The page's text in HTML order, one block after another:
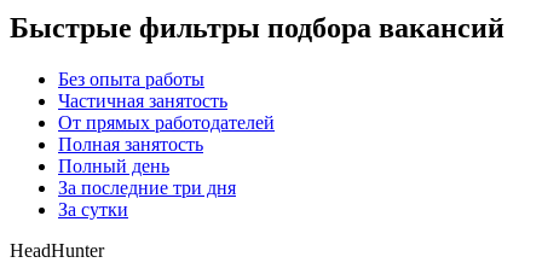
Быстрые фильтры подбора вакансий
Без опыта работы
Частичная занятость
От прямых работодателей
Полная занятость
Полный день
За последние три дня
За сутки
HeadHunter